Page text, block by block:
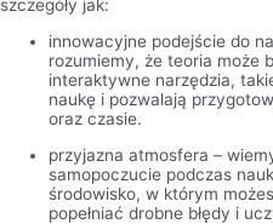
szczegóły jak:
innowacyjne podejście do
rozumiemy, że teoria może
interaktywne narzędzia,
naukę i pozwalają
oraz czasie.
przyjazna atmosfera –
samopoczucie podczas
środowisko, w którym
popełniać drobne błędy i